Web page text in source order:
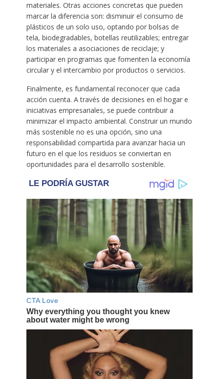
materiales. Otras acciones concretas que pueden
marcar la diferencia son: disminuir el consumo de
plásticos de un solo uso, optando por bolsas de
tela, biodegradables, botellas reutilizables; entregar
los materiales a asociaciones de reciclaje; y
participar en programas que fomenten la economía
circular y el intercambio por productos o servicios.
Finalmente, es fundamental reconocer que cada
acción cuenta. A través de decisiones en el hogar e
iniciativas empresariales, se puede contribuir a
minimizar el impacto ambiental. Construir un mundo
más sostenible no es una opción, sino una
responsabilidad compartida para avanzar hacia un
futuro en el que los residuos se conviertan en
oportunidades para el desarrollo sostenible.